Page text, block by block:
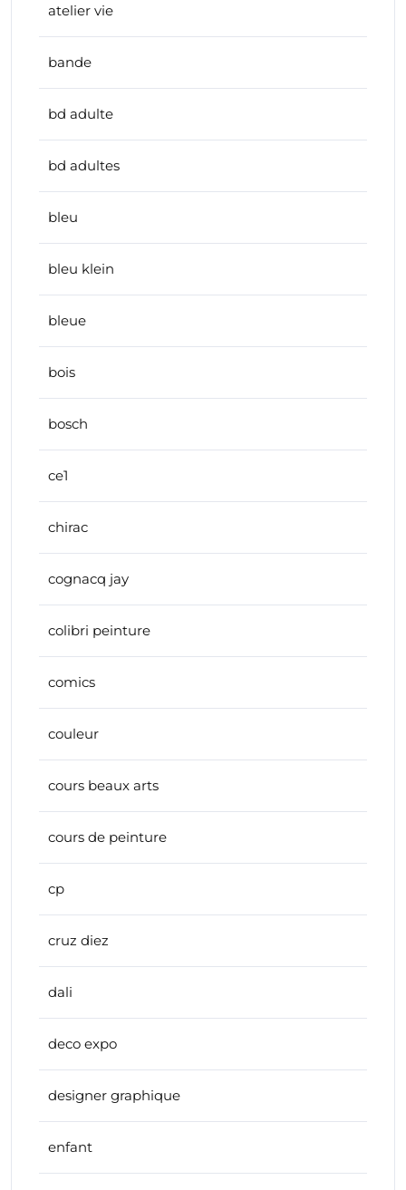
atelier vie
bande
bd adulte
bd adultes
bleu
bleu klein
bleue
bois
bosch
ce1
chirac
cognacq jay
colibri peinture
comics
couleur
cours beaux arts
cours de peinture
cp
cruz diez
dali
deco expo
designer graphique
enfant